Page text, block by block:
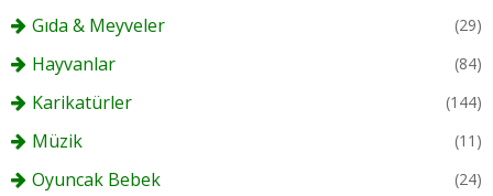
Gıda & Meyveler (29)
Hayvanlar (84)
Karikatürler (144)
Müzik (11)
Oyuncak Bebek (24)